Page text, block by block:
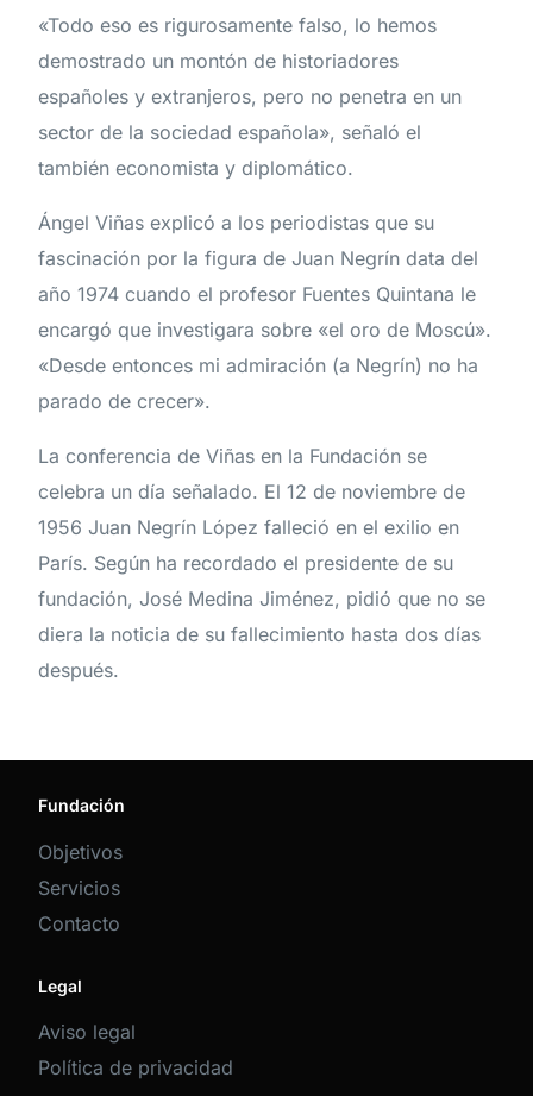
«Todo eso es rigurosamente falso, lo hemos
demostrado un montón de historiadores
españoles y extranjeros, pero no penetra en un
sector de la sociedad española», señaló el
también economista y diplomático.
Ángel Viñas explicó a los periodistas que su
fascinación por la figura de Juan Negrín data del
año 1974 cuando el profesor Fuentes Quintana le
encargó que investigara sobre «el oro de Moscú».
«Desde entonces mi admiración (a Negrín) no ha
parado de crecer».
La conferencia de Viñas en la Fundación se
celebra un día señalado. El 12 de noviembre de
1956 Juan Negrín López falleció en el exilio en
París. Según ha recordado el presidente de su
fundación, José Medina Jiménez, pidió que no se
diera la noticia de su fallecimiento hasta dos días
después.
Fundación
Objetivos
Servicios
Contacto
Legal
Aviso legal
Política de privacidad